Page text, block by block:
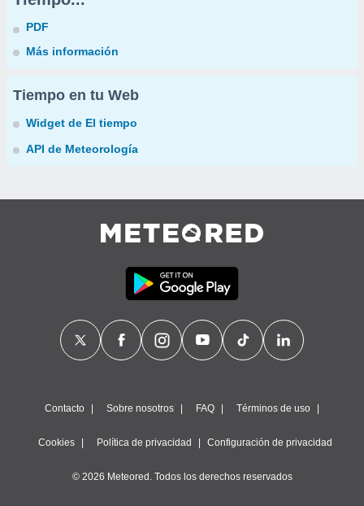
PDF
Más información
Tiempo en tu Web
Widget de El tiempo
API de Meteorología
Contacto Sobre nosotros FAQ Términos de uso
Cookies Política de privacidad Configuración de privacidad
© 2026 Meteored. Todos los derechos reservados